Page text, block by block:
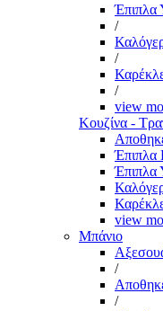
Έπιπλα
/
/
/
view
Κουζίνα -
Έπιπλα
Έπιπλα
view
Μπάνιο
/
/